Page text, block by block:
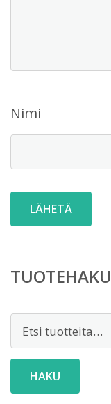
Nimi
TUOTEHAKU
HAKU